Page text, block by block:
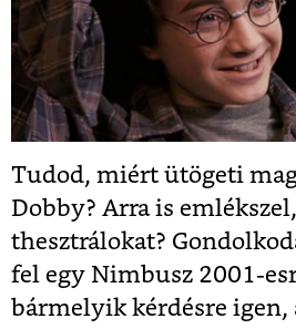
Tudod, miért ütögeti
Dobby? Arra is
thesztrálokat?
fel egy Nimbusz 2001-
bármelyik kérdésre igen,